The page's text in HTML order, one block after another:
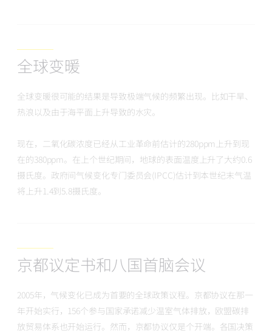
全球变暖
全球变暖很可能的结果是导致极端气候的频繁出现。比如干旱、
热浪以及由于海平面上升导致的水灾。
现在，二氧化碳浓度已经从工业革命前估计的280ppm上升到现
在的380ppm。在上个世纪期间，地球的表面温度上升了大约0.6
摄氏度。政府间气候变化专门委员会(IPCC)估计到本世纪末气温
将上升1.4到5.8摄氏度。
京都议定书和八国首脑会议
2005年，气候变化已成为首要的全球政策议程。京都协议在那一
年开始实行，156个参与国家承诺减少温室气体排放，欧盟碳排
放贸易体系也开始运行。然而，京都协议仅是个开端。各国决策